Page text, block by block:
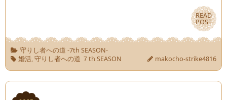
READ
POST
READ
POST
守りし者への道 -7th SEASON-
婚活,守りし者への道 ７th SEASON makocho-strike4816